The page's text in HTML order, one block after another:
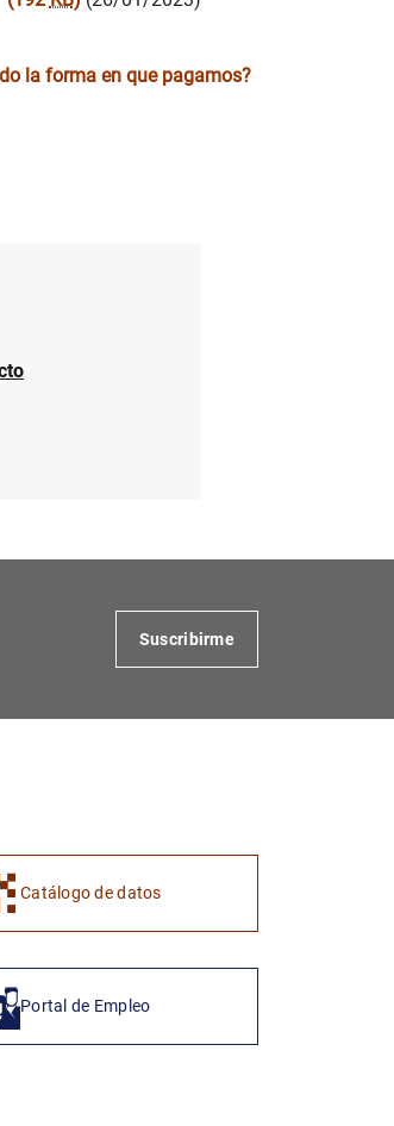
la forma en que pagamos?
Suscribirme
Catálogo de datos
Portal de Empleo